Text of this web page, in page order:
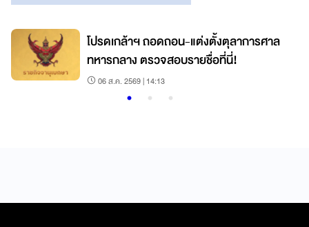
โปรดเกล้าฯ ถอดถอน-แต่งตั้งตุลาการศาล
ทหารกลาง ตรวจสอบรายชื่อที่นี่!
06 ส.ค. 2569 | 14:13